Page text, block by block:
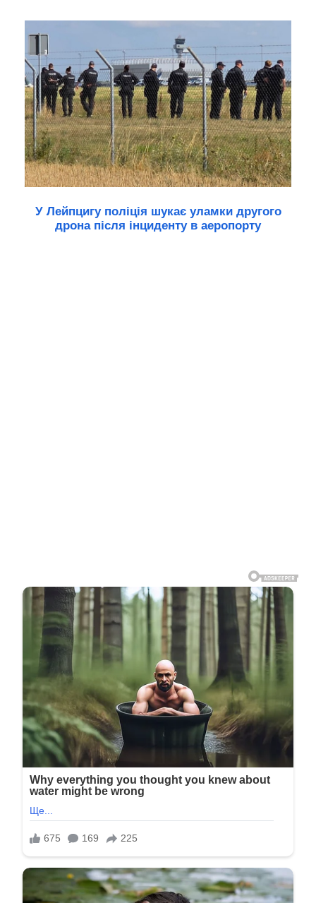
У Лейпцигу поліція шукає уламки другого
дрона після інциденту в аеропорту